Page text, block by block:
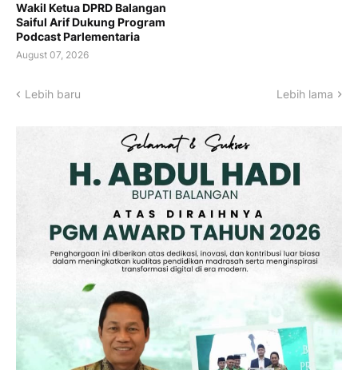
Wakil Ketua DPRD Balangan
Saiful Arif Dukung Program
Podcast Parlementaria
August 07, 2026
Lebih baru Lebih lama